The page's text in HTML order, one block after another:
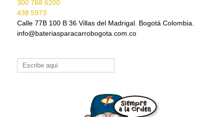
300 768 6200
438 5973
Calle 77B 100 B 36 Villas del Madrigal. Bogotá Colombia.
info@bateriasparacarrobogota.com.co
Buscar: